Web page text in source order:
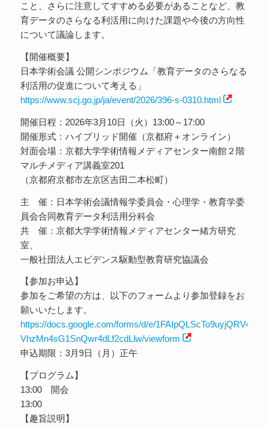
こと、さらに注意してすすめる必要があることなど、教
育データのさらなる利活用に向けた課題や今後の方向性
について議論します。
【開催概要】
日本学術会議 公開シンポジウム「教育データのさらなる
利活用の促進について考える」
https://www.scj.go.jp/ja/event/2026/396-s-0310.html
開催日程：2026年3月10日（火）13:00～17:00
開催形式：ハイブリッド開催（京都府＋オンライン）
対面会場：京都大学学術情報メディアセンター南館２階
マルチメディア講義室201
（京都府京都市左京区吉田二本松町）
主 催：日本学術会議情報学委員会・心理学・教育学委
員会合同教育データ利活用分科会
共 催：京都大学学術情報メディアセンター緒方研究
室、
一般社団法人エビデンス駆動型教育研究協議会
【参加お申込】
参加をご希望の方は、以下のフォームより参加登録をお
願いいたします。
https://docs.google.com/forms/d/e/
VhzMn4sG1SnQwr4dLf2cdLlw/viewform
申込期限：3月9日（月）正午
【プログラム】
13:00 開会
13:00
【趣旨説明】